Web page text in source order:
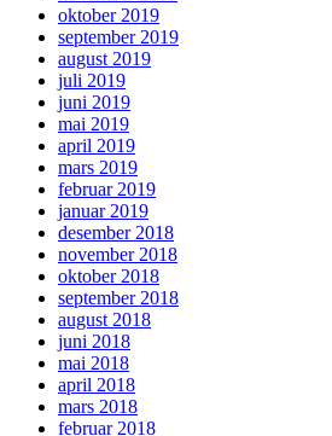
oktober 2019
september 2019
august 2019
juli 2019
juni 2019
mai 2019
april 2019
mars 2019
februar 2019
januar 2019
desember 2018
november 2018
oktober 2018
september 2018
august 2018
juni 2018
mai 2018
april 2018
mars 2018
februar 2018